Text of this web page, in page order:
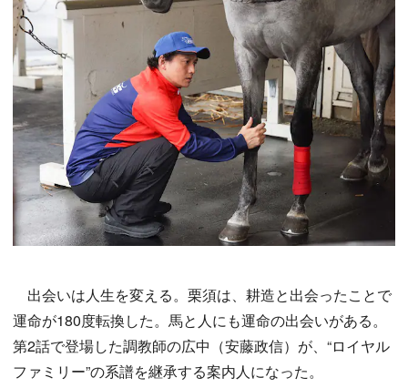
出会いは人生を変える。栗須は、耕造と出会ったことで
運命が180度転換した。馬と人にも運命の出会いがある。
第2話で登場した調教師の広中（安藤政信）が、“ロイヤル
ファミリー”の系譜を継承する案内人になった。